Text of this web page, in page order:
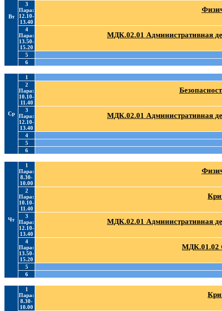
Вт
3
Пара:
12.10-
13.40
4
Пара:
13.50-
15.20
МДК.02.01 Административная
5
6
Ср
1
2
Пара:
10.10-
11.40
3
Пара:
12.10-
13.40
МДК.02.01 Административная
4
5
6
Чт
1
Пара:
8.30-
10.00
2
Пара:
10.10-
11.40
3
Пара:
12.10-
13.40
МДК.02.01 Административная
4
Пара:
13.50-
15.20
МДК.01.02
5
6
1
Пара:
8.30-
10.00